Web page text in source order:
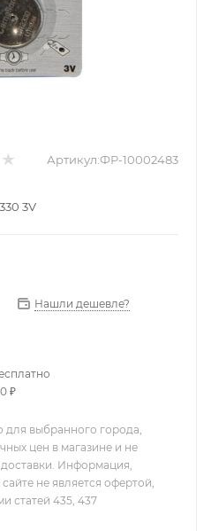
Артикул:ФР-10002483
3V
Нашли дешевле?
₽
для выбранного города,
цен в магазине и не
Информация,
не является офертой,
статей 435, 437